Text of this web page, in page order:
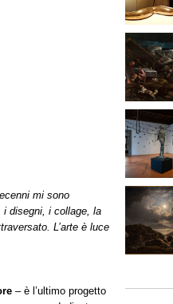
mi sono
i disegni, i collage, la
L’arte è luce
– è l’ultimo progetto